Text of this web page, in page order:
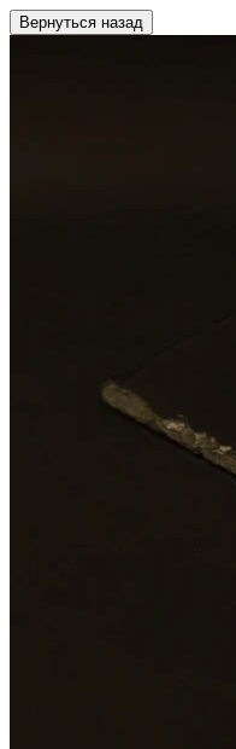
Вернуться назад